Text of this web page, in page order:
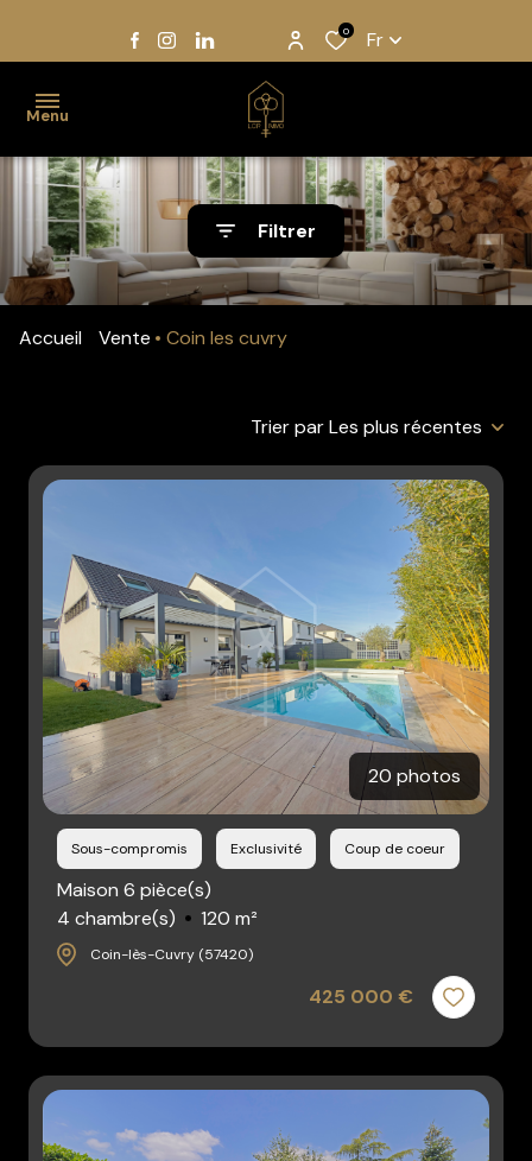
0 Fr
Menu
Accueil
Acheter
Louer
Estimation
Contact
Filtrer
Accueil Vente Coin les cuvry
Trier par Les plus récentes
20 photos
Sous-compromis Exclusivité Coup de coeur
Maison 6 pièce(s)
4 chambre(s)
120 m²
Coin-lès-Cuvry (57420)
425 000 €